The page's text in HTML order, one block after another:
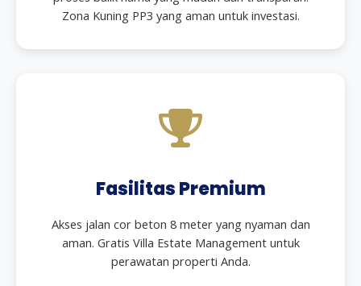
Zona Kuning PP3 yang aman untuk investasi.
Fasilitas Premium
Akses jalan cor beton 8 meter yang nyaman dan
aman. Gratis Villa Estate Management untuk
perawatan properti Anda.